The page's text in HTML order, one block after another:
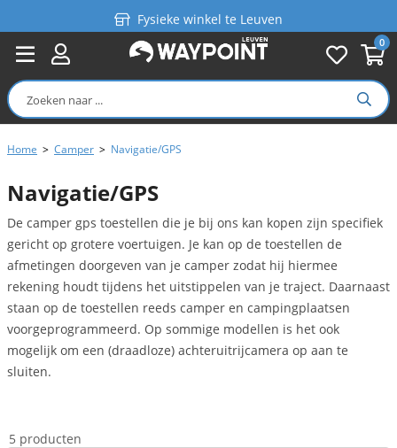
0
Fysieke winkel te Leuven
Persoonlijk advies
Gratis verzending in België vanaf €99
Home > Camper > Navigatie/GPS
Navigatie/GPS
De camper gps toestellen die je bij ons kan kopen zijn specifiek
gericht op grotere voertuigen. Je kan op de toestellen de
afmetingen doorgeven van je camper zodat hij hiermee
rekening houdt tijdens het uitstippelen van je traject. Daarnaast
staan op de toestellen reeds camper en campingplaatsen
voorgeprogrammeerd. Op sommige modellen is het ook
mogelijk om een (draadloze) achteruitrijcamera op aan te
sluiten.
5 producten